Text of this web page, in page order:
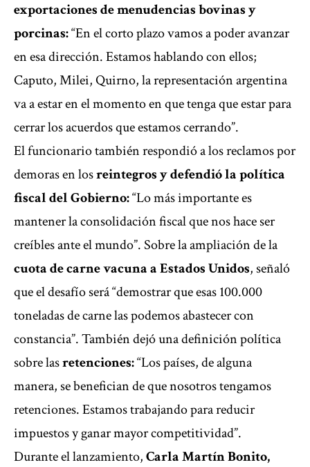
exportaciones de menudencias bovinas y
porcinas:“En el corto plazo vamos a poder avanzar
en esa dirección. Estamos hablando con ellos;
Caputo, Milei, Quirno, la representación argentina
va a estar en el momento en que tenga que estar para
cerrar los acuerdos que estamos cerrando”.
El funcionario también respondió a los reclamos por
demoras en losreintegros y defendió la política
fiscal del Gobierno:“Lo más importante es
mantener la consolidación fiscal que nos hace ser
creíbles ante el mundo”. Sobre la ampliación de la
cuota de carne vacuna a Estados Unidos, señaló
que el desafío será “demostrar que esas 100.000
toneladas de carne las podemos abastecer con
constancia”. También dejó una definición política
sobre lasretenciones:“Los países, de alguna
manera, se benefician de que nosotros tengamos
retenciones. Estamos trabajando para reducir
impuestos y ganar mayor competitividad”.
Durante el lanzamiento,Carla Martín Bonito,